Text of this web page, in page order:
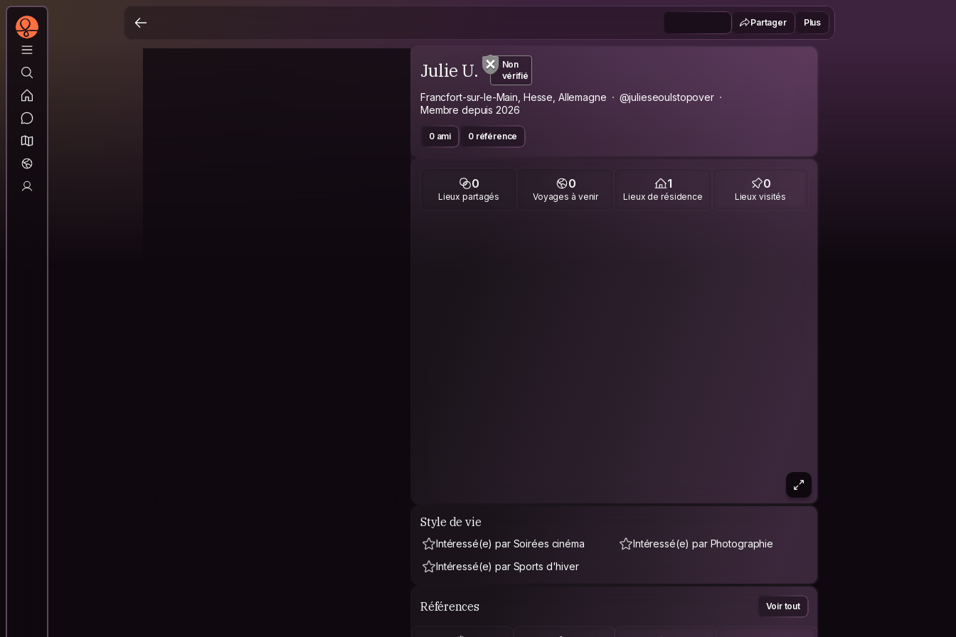
Partager Plus
Julie U.
Non
vérifié
Francfort-sur-le-Main, Hesse, Allemagne
@julieseoulstopover
Membre depuis 2026
0 ami 0 référence
0
Lieux partagés
0
Voyages à venir
1
Lieux de résidence
0
Lieux visités
Style de vie
Intéressé(e) par Soirées cinéma
Intéressé(e) par Photographie
Intéressé(e) par Sports d'hiver
Références Voir tout